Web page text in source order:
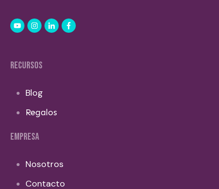
RECURSOS
Blog
Regalos
EMPRESA
Nosotros
Contacto